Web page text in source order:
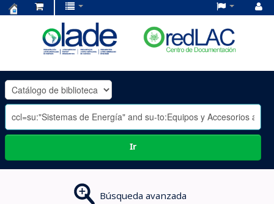
OLADE
-
Ir
Búsqueda avanzada